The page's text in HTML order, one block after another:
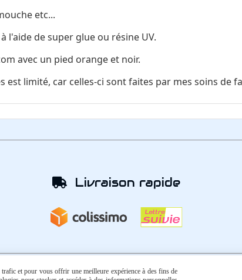
etc...
l'aide de super glue ou résine UV.
avec un pied orange et noir.
limité, car celles-ci sont faites par mes soins de
Livraison rapide
et pour vous offrir une meilleure expérience à des fins de